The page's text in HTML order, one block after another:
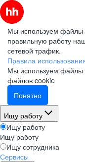
Мы используем файлы
правильную работу
сетевой трафик.
Правила
Мы используем файлы
файлов cookie
Понятно
Ищу работу
Ищу работу
Ищу работу
Ищу сотрудника
Сервисы